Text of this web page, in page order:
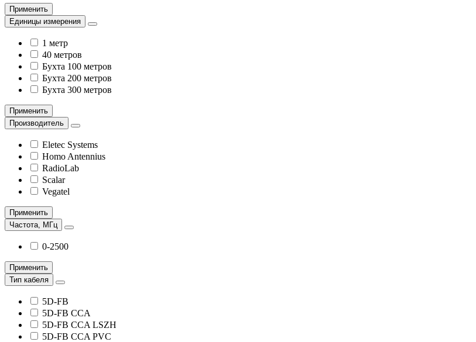
Применить
Единицы измерения
1 метр
40 метров
Бухта 100 метров
Бухта 200 метров
Бухта 300 метров
Применить
Производитель
Eletec Systems
Homo Antennius
RadioLab
Scalar
Vegatel
Применить
Частота, МГц
0-2500
Применить
Тип кабеля
5D-FB
5D-FB CCA
5D-FB CCA LSZH
5D-FB CCA PVC